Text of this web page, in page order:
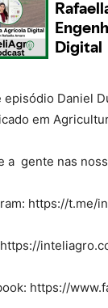
episódio Daniel
em
a gente nas
https://t.me/
https://